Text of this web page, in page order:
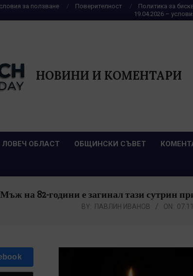
за ползване Поверителност Политика за
19.04.2026 –
НОВИНИ И КОМЕНТАРИ
ЛОВЕЧ ОБЛАСТ ОБЩИНСКИ СЪВЕТ
Мъж на 82-години е загинал тази сутрин
BY: ПАВЛИН ИВАНОВ ON: